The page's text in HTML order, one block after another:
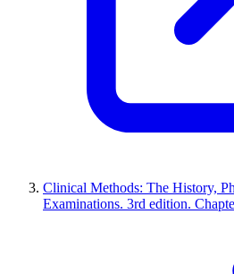
Clinical Methods: The History,
Examinations. 3rd edition.